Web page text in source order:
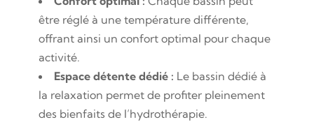
être réglé à une température différente,
offrant ainsi un confort optimal pour chaque
activité.
Espace détente dédié : Le bassin dédié à
la relaxation permet de profiter pleinement
des bienfaits de l’hydrothérapie.